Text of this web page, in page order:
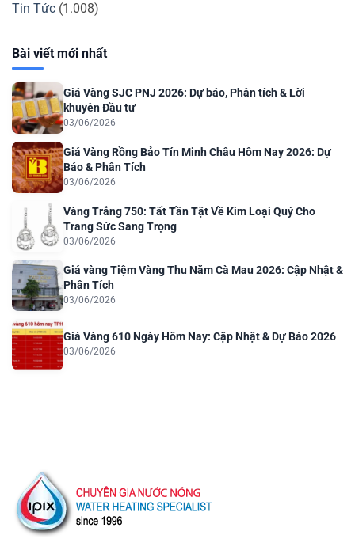
Tin Tức (1.008)
Bài viết mới nhất
Giá Vàng SJC PNJ 2026: Dự báo, Phân tích & Lời
khuyên Đầu tư
03/06/2026
Giá Vàng Rồng Bảo Tín Minh Châu Hôm Nay 2026: Dự
Báo & Phân Tích
03/06/2026
Vàng Trắng 750: Tất Tần Tật Về Kim Loại Quý Cho
Trang Sức Sang Trọng
03/06/2026
Giá vàng Tiệm Vàng Thu Năm Cà Mau 2026: Cập Nhật &
Phân Tích
03/06/2026
Giá Vàng 610 Ngày Hôm Nay: Cập Nhật & Dự Báo 2026
03/06/2026